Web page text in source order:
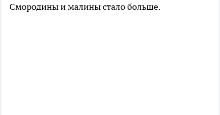
Смородины и малины стало больше.